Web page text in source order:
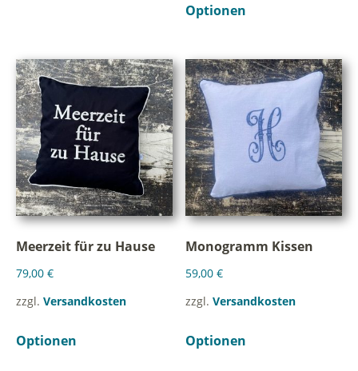
Optionen
Meerzeit für zu Hause
79,00 €
zzgl. Versandkosten
Optionen
Monogramm Kissen
59,00€
zzgl.Versandkosten
Optionen